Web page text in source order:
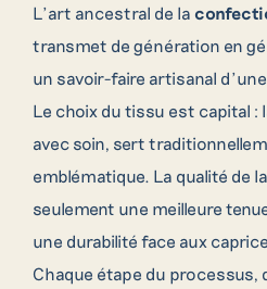
L’art ancestral de la
transmet de génération en
un savoir-faire artisanal
Le choix du tissu est capital :
avec soin, sert
emblématique. La qualité de
seulement une meilleure
une durabilité face aux
Chaque étape du processus,